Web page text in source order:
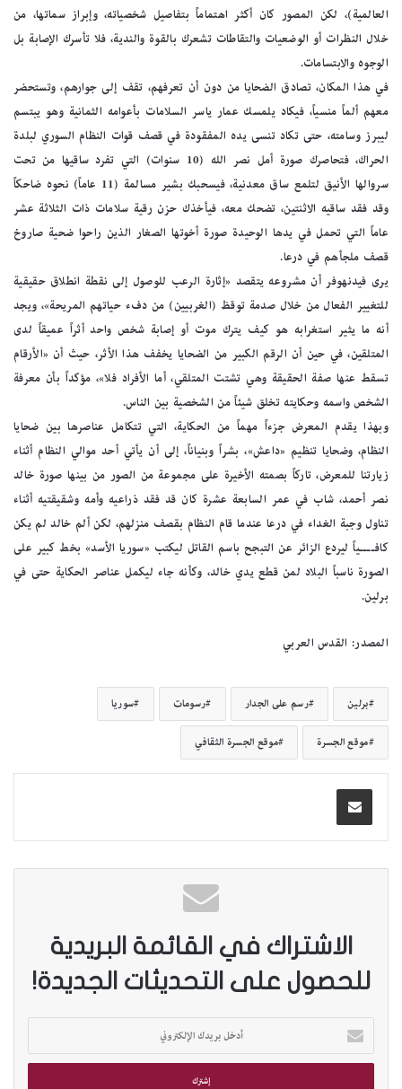
العالمية)، لكن المصور كان أكثر اهتماماً بتفاصيل شخصياته، وإبراز سماتها، من
خلال النظرات أو الوضعيات والتقاطات تشعرك بالقوة والندية، فلا تأسرك الإصابة بل
الوجوه والابتسامات.
في هذا المكان، تصادق الضحايا من دون أن تعرفهم، تقف إلى جوارهم، وتستحضر
معهم ألماً منسياً، فيكاد يلمسك عمار ياسر السلامات بأعوامه الثمانية وهو يبتسم
ليبرز وسامته، حتى تكاد تنسى يده المفقودة في قصف قوات النظام السوري لبلدة
الحراك، فتحاصرك صورة أمل نصر الله (10 سنوات) التي تفرد ساقيها من تحت
سروالها الأنيق لتلمع ساق معدنية، فيسحبك بشير مسالمة (11 عاماً) نحوه ضاحكاً
وقد فقد ساقيه الاثنتين، تضحك معه، فيأخذك حزن رقية سلامات ذات الثلاثة عشر
عاماً التي تحمل في يدها الوحيدة صورة أخوتها الصغار الذين راحوا ضحية صاروخ
قصف ملجأهم في درعا.
يرى فيدنهوفر أن مشروعه يتقصد «إثارة الرعب للوصول إلى نقطة انطلاق حقيقية
للتغيير الفعال من خلال صدمة توقظ (الغربيين) من دفء حياتهم المريحة»، ويجد
أنه ما يثير استغرابه هو كيف يترك موت أو إصابة شخص واحد أثراً عميقاً لدى
المتلقين، في حين أن الرقم الكبير من الضحايا يخفف هذا الأثر، حيث أن «الأرقام
تسقط عنها صفة الحقيقة وهي تشتت المتلقي، أما الأفراد فلا»، مؤكداً بأن معرفة
الشخص واسمه وحكايته تخلق شيئاً من الشخصية بين الناس.
وبهذا يقدم المعرض جزءاً مهماً من الحكاية، التي تتكامل عناصرها بين ضحايا
النظام، وضحايا تنظيم «داعش»، بشراً وبنياناً، إلى أن يأتي أحد موالي النظام أثناء
زيارتنا للمعرض، تاركاً بصمته الأخيرة على مجموعة من الصور من بينها صورة خالد
نصر أحمد، شاب في عمر السابعة عشرة كان قد فقد ذراعيه وأمه وشقيقتيه أثناء
تناول وجبة الغداء في درعا عندما قام النظام بقصف منزلهم، لكن ألم خالد لم يكن
كافــــياً ليردع الزائر عن التبجح باسم القاتل ليكتب «سوريا الأسد» بخط كبير على
الصورة ناسباً البلاد لمن قطع يدي خالد، وكأنه جاء ليكمل عناصر الحكاية حتى في
برلين.
المصدر: القدس العربي
برلين رسم على الجدار رسومات سوريا
موقع الجسرة موقع الجسرة الثقافي
الاشتراك في القائمة البريدية
للحصول على التحديثات الجديدة!
خ